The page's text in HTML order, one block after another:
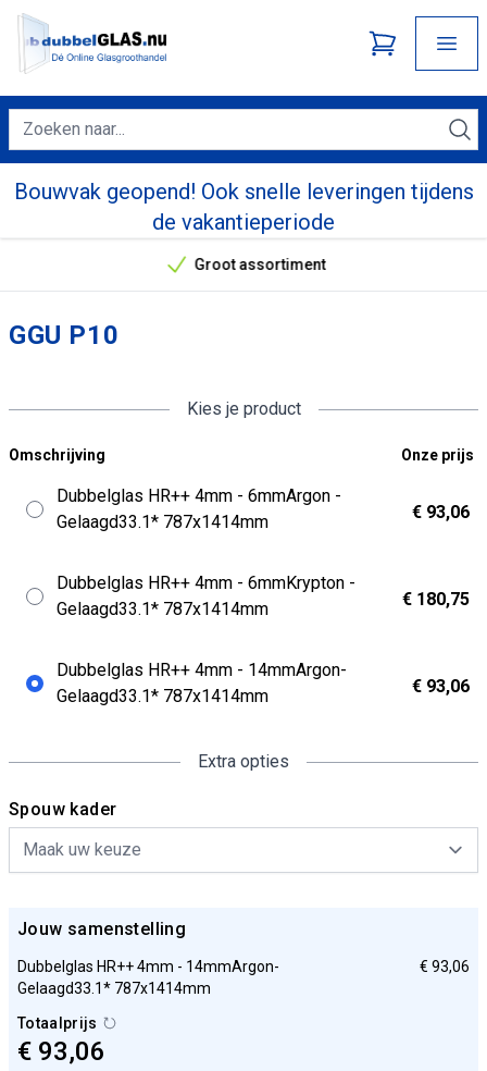
Bouwvak geopend! Ook snelle leveringen tijdens
de vakantieperiode
Onze unieke verkoopargumenten
Groot assortiment
GGU P10
Kies je product
Omschrijving Onze prijs
Dubbelglas HR++ 4mm - 6mmArgon -
Gelaagd33.1* 787x1414mm
€ 93,06
Dubbelglas HR++ 4mm - 6mmKrypton -
Gelaagd33.1* 787x1414mm
€ 180,75
Dubbelglas HR++ 4mm - 14mmArgon-
Gelaagd33.1* 787x1414mm
€ 93,06
Extra opties
Spouw kader
Jouw samenstelling
Dubbelglas HR++ 4mm - 14mmArgon-
Gelaagd33.1* 787x1414mm
€ 93,06
Totaalprijs
€ 93,06